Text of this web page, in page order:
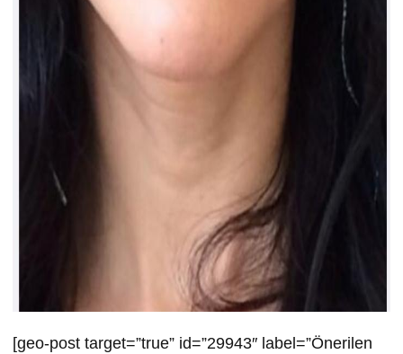
[geo-post target=”true” id=”29943″ label=”Önerilen